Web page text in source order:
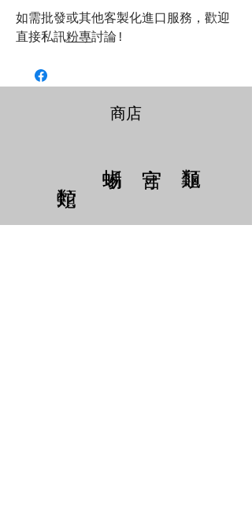
如需批發或其他客製化進口服務，歡迎
直接私訊粉專討論!
商店